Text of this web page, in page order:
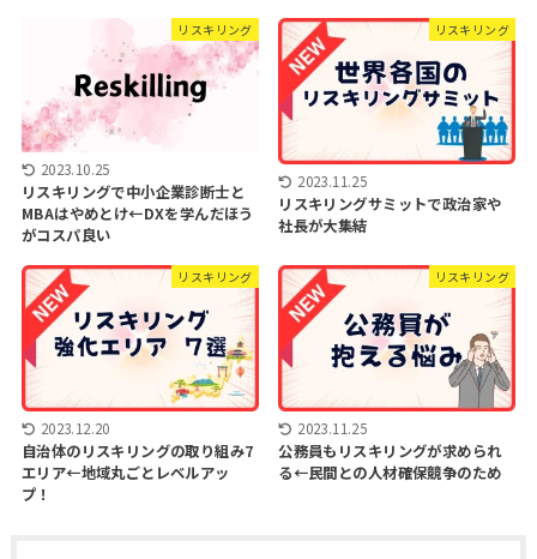
リスキリング
2023.10.25
リスキリングで中小企業診断士と
MBAはやめとけ←DXを学んだほう
がコスパ良い
リスキリング
2023.11.25
リスキリングサミットで政治家や
社長が大集結
リスキリング
2023.12.20
自治体のリスキリングの取り組み7
エリア←地域丸ごとレベルアッ
プ！
リスキリング
2023.11.25
公務員もリスキリングが求められ
る←民間との人材確保競争のため